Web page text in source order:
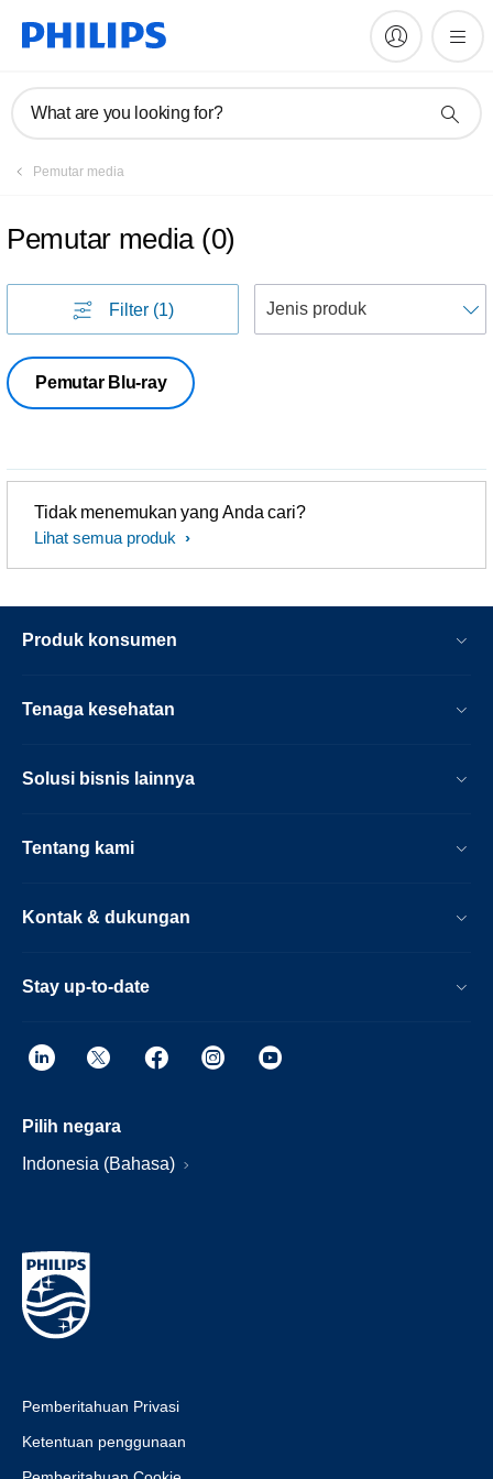
What are you looking for?
Pemutar media
Pemutar media (0)
Filter (1)
Pemutar Blu-ray
Tidak menemukan yang Anda cari?
Lihat semua produk
Produk konsumen
Tenaga kesehatan
Solusi bisnis lainnya
Tentang kami
Kontak & dukungan
Stay up-to-date
Pilih negara
Indonesia (Bahasa)
Pemberitahuan Privasi
Ketentuan penggunaan